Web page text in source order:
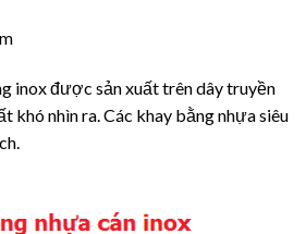
inox được sản xuất trên dây truyền
khó nhìn ra. Các khay bằng nhựa siêu